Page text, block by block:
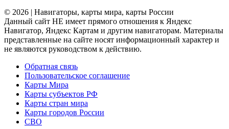
© 2026 | Навигаторы, карты мира, карты России
Данный сайт НЕ имеет прямого отношения к Яндекс
Навигатор, Яндекс Картам и другим навигаторам. Материалы
представленные на сайте носят информационный характер и
не являются руководством к действию.
Обратная связь
Пользовательское соглашение
Карты Мира
Карты субъектов РФ
Карты стран мира
Карты городов России
СВО